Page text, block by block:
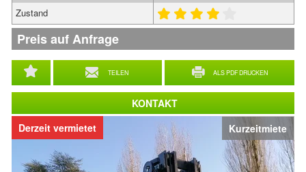
Kurzeitmiete
Derzeit vermietet
TEILEN ALS PDF DRUCKEN
Zustand
Preis auf Anfrage
KONTAKT